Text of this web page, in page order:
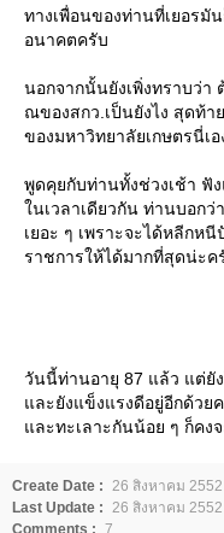
ทางเพื่อนของท่านที่เยอรมั
อนาคตครับ
นอกจากนั้นยังเพิ่งทราบว่า
ณของสกว.เป็นยังไง สุดท้า
ของมหาวิทยาลัยเกษตรนี่เอ
พูดคุยกับท่านทั้งช่วงเช้า ฟั
นเวลาเดียวกัน ท่านบอกว่
เยอะ ๆ เพราะจะได้หลีกห
ราชการให้ได้มากที่สุดน่ะค
วันนี้ท่านอายุ 87 แล้ว แต่ยั
ละยังแข็งแรงดีอยู่อีกด้วย
ละทะเลาะกันน้อย ๆ ก็คง
Create Date : 26 สิงหาคม 2552
Last Update : 26 สิงหาคม
Comments : 7